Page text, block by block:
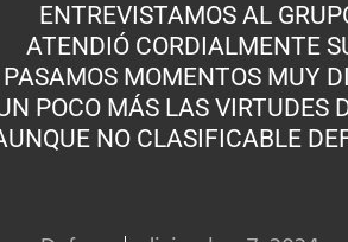
ENTREVISTAMOS AL
ATENDIÓ CORDIALMENTE
PASAMOS MOMENTOS MUY
POCO MÁS LAS VIRTUDES
NO CLASIFICABLE